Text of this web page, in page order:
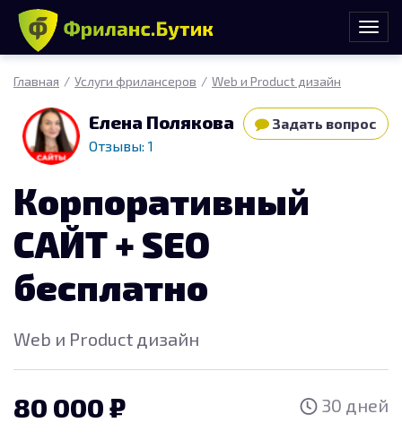
Главная Услуги фрилансеров Web и Product дизайн
Задать вопрос
Елена Полякова
Отзывы: 1
Корпоративный
САЙТ + SEO
бесплатно
Web и Product дизайн
80 000 30 дней